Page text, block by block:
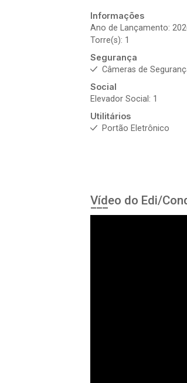
Informações
Ano de Lançamento:
Torre(s): 1
Segurança
Câmeras de
Social
Elevador Social: 1
Utilitários
Portão Eletrônico
Vídeo do Edi/